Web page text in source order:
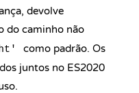
devolve
do caminho não
como padrão. Os
juntos no ES2020